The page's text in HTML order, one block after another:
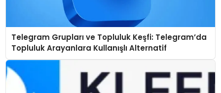
Telegram Grupları ve Topluluk Keşfi: Telegram’da
Topluluk Arayanlara Kullanışlı Alternatif